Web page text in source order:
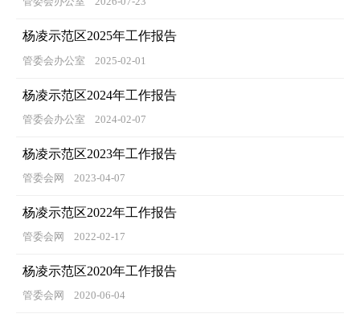
杨凌示范区2025年工作报告
管委会办公室 2025-02-01
杨凌示范区2024年工作报告
管委会办公室 2024-02-07
杨凌示范区2023年工作报告
管委会网 2023-04-07
杨凌示范区2022年工作报告
管委会网 2022-02-17
杨凌示范区2020年工作报告
管委会网 2020-06-04